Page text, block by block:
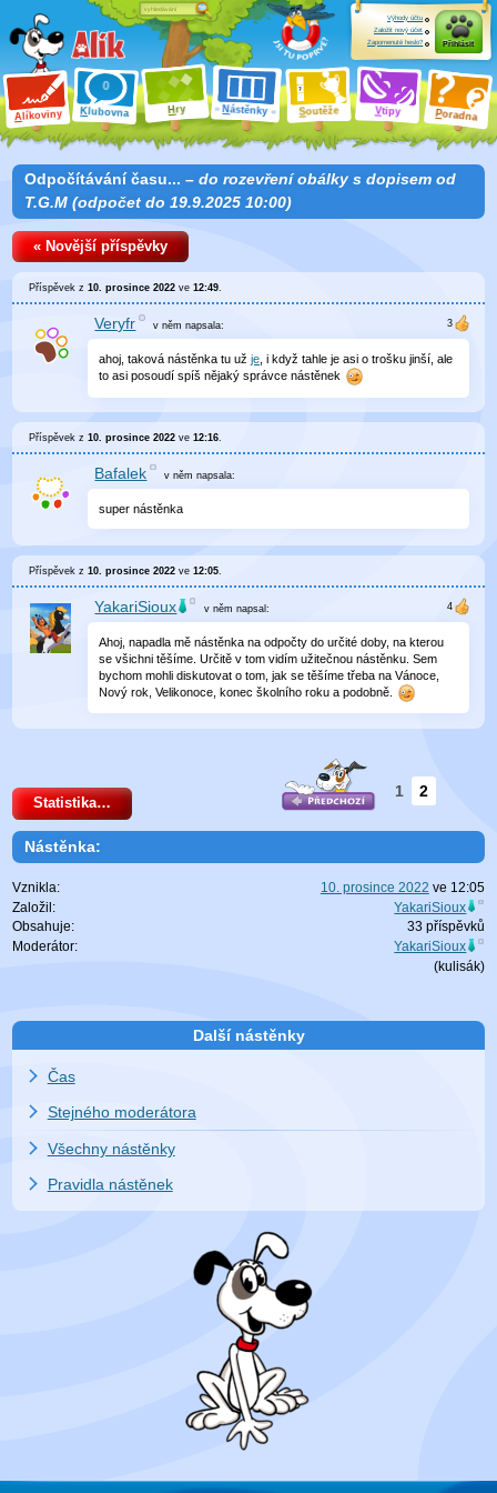
Alíkoviny Klubovna Hry Nástěnky Soutěže Vtipy Poradna
Výhody účtu
Založit nový účet
Zapomenuté heslo?
Přihlásit
Odpočítávání času... – do rozevření obálky s dopisem od
T.G.M (odpočet do 19.9.2025 10:00)
« Novější příspěvky
Příspěvek z10. prosince 2022 ve12:49.
Veryfr v němnapsala:
ahoj, taková nástěnka tu užje , i když tahle je asi o trošku jinší, ale
to asi posoudí spíš nějaký správce nástěnek
Příspěvek z10. prosince 2022 ve12:16.
Bafalek v němnapsala:
super nástěnka
Příspěvek z10. prosince 2022 ve12:05.
YakariSioux v němnapsal:
Ahoj, napadla mě nástěnka na odpočty do určité doby, na kterou
se všichni těšíme. Určitě v tom vidím užitečnou nástěnku. Sem
bychom mohli diskutovat o tom, jak se těšíme třeba na Vánoce,
Nový rok, Velikonoce, konec školního roku a podobně.
1 2
Statistika…
Nástěnka:
Vznikla: 10. prosince 2022 ve 12:05
Založil:
YakariSioux
Obsahuje:
33 příspěvků
Moderátor:
YakariSioux
(kulisák)
Další nástěnky
Čas
Stejného moderátora
Všechny nástěnky
Pravidla nástěnek